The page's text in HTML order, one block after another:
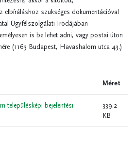
elbíráláshoz szükséges dokumentációval
Ügyfélszolgálati Irodájában -
is be lehet adni, vagy postai úton
(1163 Budapest, Havashalom utca 43.)
Méret
településképi bejelentési
339.2
KB